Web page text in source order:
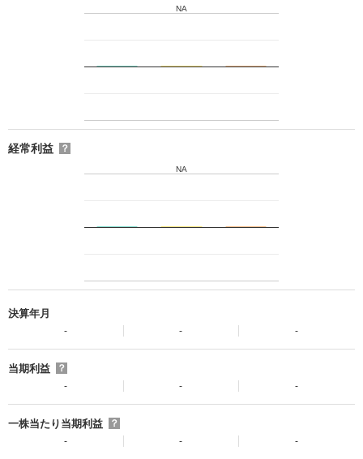
NA
経常利益 ？
NA
決算年月
- - -
当期利益
？
-
- -
一株当たり当期利益
？
-
- -